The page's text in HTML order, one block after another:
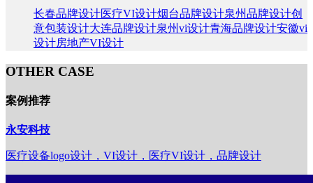
长春品牌设计医疗VI设计烟台品牌设计泉州品牌设计创
意包装设计大连品牌设计泉州vi设计青海品牌设计安徽vi
设计房地产VI设计
OTHER CASE
案例推荐
永安科技
医疗设备logo设计，VI设计，医疗VI设计，品牌设计